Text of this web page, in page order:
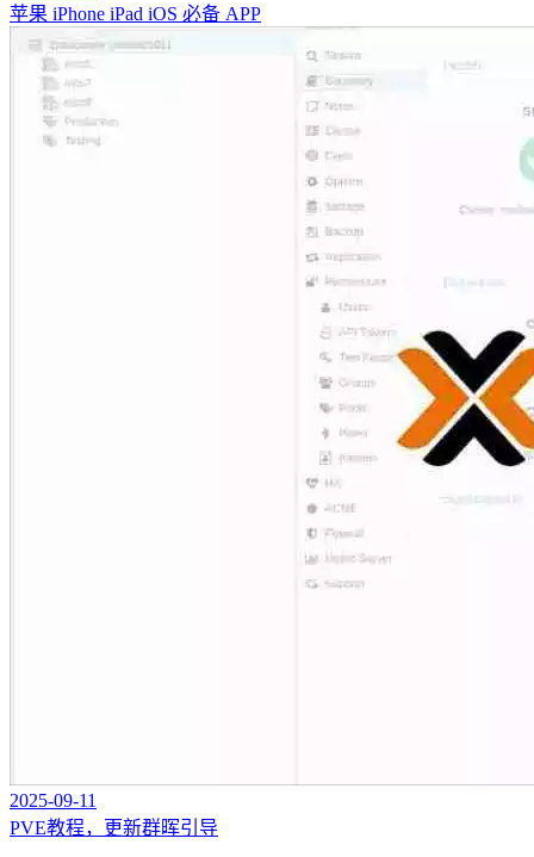
苹果 iPhone iPad iOS 必备 APP
2025-09-11
PVE教程，更新群晖引导